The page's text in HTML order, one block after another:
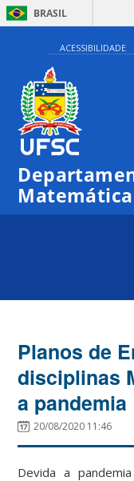
BRASIL
ACESSIBILIDADE
Matemática
Planos de
disciplinas
a pandemia
20/08/2020 11:46
Devida a